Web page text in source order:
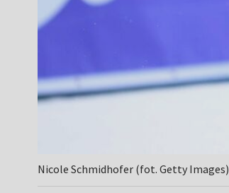
Nicole Schmidhofer (fot. Getty Images)